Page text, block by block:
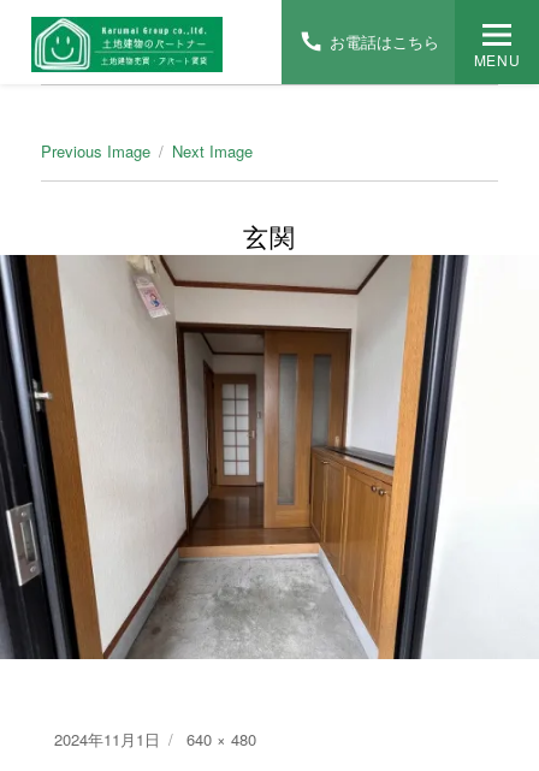
MENU
Previous Image Next Image
玄関
Posted
2024年11月1日
Full
640 × 480
お電話はこちら